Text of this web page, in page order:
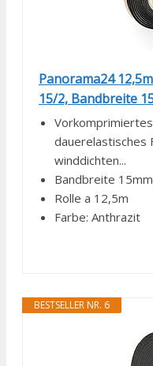
Panorama24
15/2, Bandbreite
dauerelastisches
winddichten...
Bandbreite
Rolle a 12,5m
Farbe: Anthrazit
BESTSELLER NR. 6